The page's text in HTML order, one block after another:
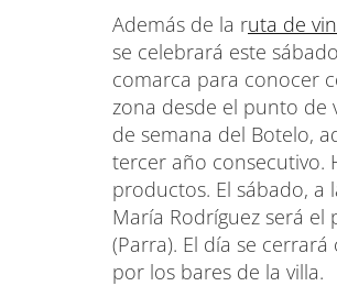
Además de la ruta de
se celebrará este
comarca para conocer
zona desde el punto de
de semana del Botelo,
tercer año consecutivo.
productos. El sábado, a
María Rodríguez será
(Parra). El día se
por los bares de la villa.